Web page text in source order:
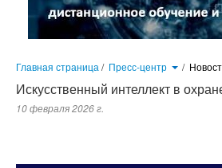
Главная страница / Пресс-центр /
Искусственный интеллект в
10 февраля 2026 г.